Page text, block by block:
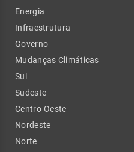
Energia
Infraestrutura
Governo
Mudanças Climáticas
Sul
Sudeste
Centro-Oeste
Nordeste
Norte